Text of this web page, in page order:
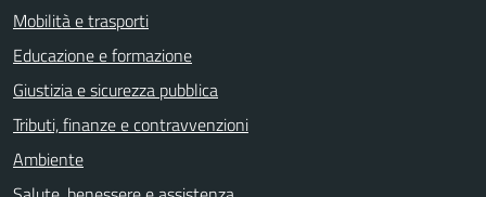
Mobilità e trasporti
Educazione e formazione
Giustizia e sicurezza pubblica
Tributi, finanze e contravvenzioni
Ambiente